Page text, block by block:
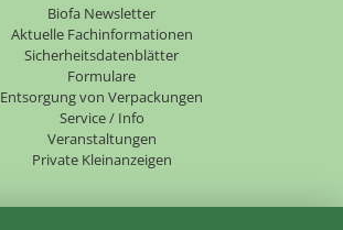
Biofa Newsletter
Aktuelle Fachinformationen
Sicherheitsdatenblätter
Formulare
Entsorgung von Verpackungen
Service / Info
Veranstaltungen
Private Kleinanzeigen